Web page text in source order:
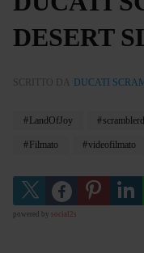
DESERT
SCRITTO DA DUCATI
LandOfJoy
Filmato videofilmato
powered by social2s